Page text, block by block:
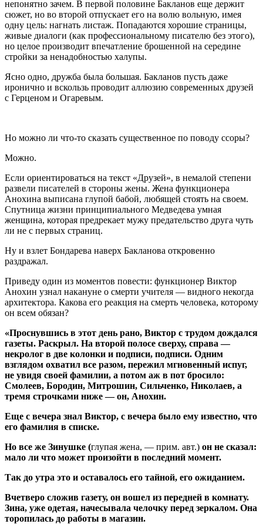
непонятно зачем. В первой половине Бакланов еще держит
сюжет, но во второй отпускает его на волю вольную, имея
одну цель: нагнать листаж. Попадаются хорошие страницы,
живые диалоги (как профессиональному писателю без этого),
но целое производит впечатление брошенной на середине
стройки за ненадобностью халупы.
Ясно одно, дружба была большая. Бакланов пусть даже
иронично и вскользь проводит аллюзию современных друзей
с Герценом и Огаревым.
Но можно ли что-то сказать существенное по поводу ссоры?
Можно.
Если ориентироваться на текст «Друзей», в немалой степени
развели писателей в стороны жены. Жена функционера
Анохина выписана глупой бабой, любящей стоять на своем.
Спутница жизни принципиального Медведева умная
женщина, которая предрекает мужу предательство друга чуть
ли не с первых страниц.
Ну и взлет Бондарева наверх Бакланова откровенно
раздражал.
Приведу один из моментов повести: функционер Виктор
Анохин узнал накануне о смерти учителя — видного некогда
архитектора. Какова его реакция на смерть человека, которому
он всем обязан?
«Проснувшись в этот день рано, Виктор с трудом дождался
газеты. Раскрыл. На второй полосе сверху, справа —
некролог в две колонки и подписи, подписи. Одним
взглядом охватил все разом, пережил мгновенный испуг,
не увидя своей фамилии, а потом аж в пот бросило:
Смолеев, Бородин, Митрошин, Сильченко, Николаев, а
тремя строчками ниже — он, Анохин.
Еще с вечера знал Виктор, с вечера было ему известно, что
его фамилия в списке.
Но все же Зинушке (глупая жена, — прим. авт.) он не сказал:
мало ли что может произойти в последний момент.
Так до утра это и оставалось его тайной, его ожиданием.
Вчетверо сложив газету, он вошел из передней в комнату.
Зина, уже одетая, начесывала челочку перед зеркалом. Она
торопилась до работы в магазин.